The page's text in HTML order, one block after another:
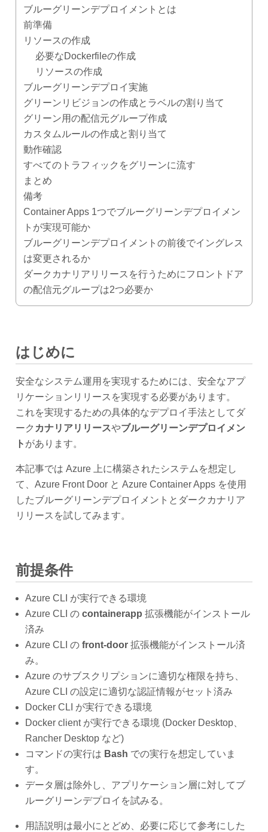
ブルーグリーンデプロイメントとは
前準備
リソースの作成
必要なDockerfileの作成
リソースの作成
ブルーグリーンデプロイ実施
グリーンリビジョンの作成とラベルの割り当て
グリーン用の配信元グループ作成
カスタムルールの作成と割り当て
動作確認
すべてのトラフィックをグリーンに流す
まとめ
備考
Container Apps 1つでブルーグリーンデプロイメン
トが実現可能か
ブルーグリーンデプロイメントの前後でイングレス
は変更されるか
ダークカナリアリリースを行うためにフロントドア
の配信元グループは2つ必要か
はじめに
安全なシステム運用を実現するためには、安全なアプ
リケーションリリースを実現する必要があります。
これを実現するための具体的なデプロイ手法としてダ
ーク カナリアリリースやブルーグリーンデプロイメン
ト があります。
本記事では Azure 上に構築されたシステムを想定し
て、Azure Front Door と Azure Container Apps を使用
したブルーグリーンデプロイメントとダークカナリア
リリースを試してみます。
前提条件
Azure CLI が実行できる環境
Azure CLI の containerapp 拡張機能がインストール
済み
Azure CLI の front-door拡張機能がインストール済
み。
Azure のサブスクリプションに適切な権限を持ち、
Azure CLI の設定に適切な認証情報がセット済み
Docker CLI が実行できる環境
Docker client が実行できる環境 (Docker Desktop、
Rancher Desktop など)
コマンドの実行は Bash での実行を想定していま
す。
データ層は除外し、アプリケーション層に対してブ
ルーグリーンデプロイを試みる。
用語説明は最小にとどめ、必要に応じて参考にした